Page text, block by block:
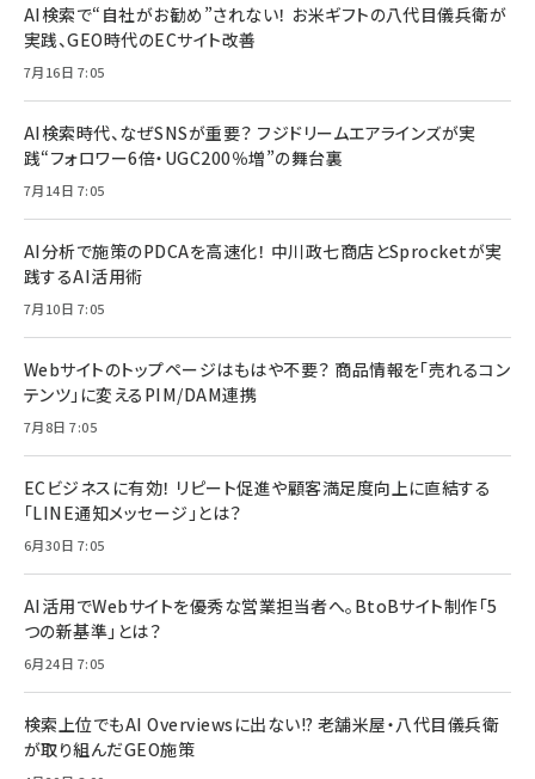
AI検索で“自社がお勧め”されない！ お米ギフトの八代目儀兵衛が
実践、GEO時代のECサイト改善
7月16日 7:05
AI検索時代、なぜSNSが重要？ フジドリームエアラインズが実
践“フォロワー6倍・UGC200％増”の舞台裏
7月14日 7:05
AI分析で施策のPDCAを高速化！ 中川政七商店とSprocketが実
践するAI活用術
7月10日 7:05
Webサイトのトップページはもはや不要？ 商品情報を「売れるコン
テンツ」に変えるPIM/DAM連携
7月8日 7:05
ECビジネスに有効！ リピート促進や顧客満足度向上に直結する
「LINE通知メッセージ」とは？
6月30日 7:05
AI活用でWebサイトを優秀な営業担当者へ。BtoBサイト制作「5
つの新基準」とは？
6月24日 7:05
検索上位でもAI Overviewsに出ない!? 老舗米屋・八代目儀兵衛
が取り組んだGEO施策